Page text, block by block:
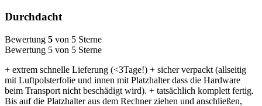
Durchdacht
Bewertung 5 von 5 Sterne
Bewertung 5 von 5 Sterne
+ extrem schnelle Lieferung (<3Tage!) + sicher verpackt (allseitig
mit Luftpolsterfolie und innen mit Platzhalter dass die Hardware
beim Transport nicht beschädigt wird). + tatsächlich komplett fertig.
Bis auf die Platzhalter aus dem Rechner ziehen und anschließen,